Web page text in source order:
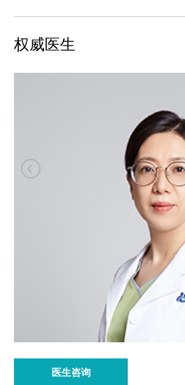
权威医生
医生咨询